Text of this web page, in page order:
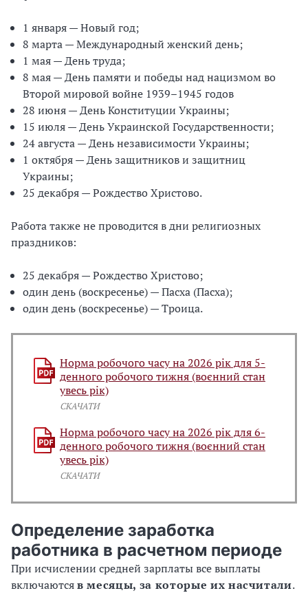
1 января — Новый год;
8 марта — Международный женский день;
1 мая — День труда;
8 мая — День памяти и победы над нацизмом во
Второй мировой войне 1939–1945 годов
28 июня — День Конституции Украины;
15 июля — День Украинской Государственности;
24 августа — День независимости Украины;
1 октября — День защитников и защитниц
Украины;
25 декабря — Рождество Христово.
Работа также не проводится в дни религиозных
праздников:
25 декабря — Рождество Христово;
один день (воскресенье) — Пасха (Пасха);
один день (воскресенье) — Троица.
Норма робочого часу на 2026 рік для 5-
денного робочого тижня (воєнний стан
увесь рік)
СКАЧАТИ
Норма робочого часу на 2026 рік для 6-
денного робочого тижня (воєнний стан
увесь рік)
СКАЧАТИ
Определение заработка
работника в расчетном периоде
При исчислении средней зарплаты все выплаты
включаютсяв месяцы, за которые их насчитали.